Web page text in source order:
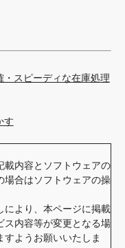
スピーディな在庫処理
す
載内容とソフトウェアの
場合はソフトウェアの操
により、本ページに掲載
ス内容等が変更となる場
ようお願いいたしま